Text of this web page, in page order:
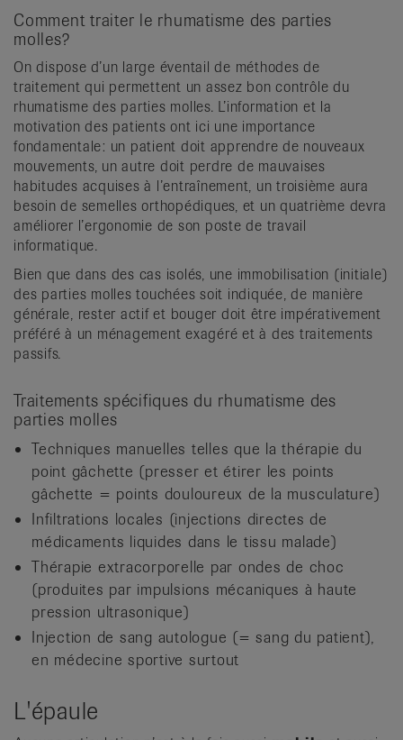
Comment traiter le rhumatisme des parties
molles?
On dispose d’un large éventail de méthodes de
traitement qui permettent un assez bon contrôle du
rhumatisme des parties molles. L’information et la
motivation des patients ont ici une importance
fondamentale: un patient doit apprendre de nouveaux
mouvements, un autre doit perdre de mauvaises
habitudes acquises à l’entraînement, un troisième aura
besoin de semelles orthopédiques, et un quatrième devra
améliorer l’ergonomie de son poste de travail
informatique.
Bien que dans des cas isolés, une immobilisation (initiale)
des parties molles touchées soit indiquée, de manière
générale, rester actif et bouger doit être impérativement
préféré à un ménagement exagéré et à des traitements
passifs.
Traitements spécifiques du rhumatisme des
parties molles
Techniques manuelles telles que la thérapie du
point gâchette (presser et étirer les points
gâchette = points douloureux de la musculature)
Infiltrations locales (injections directes de
médicaments liquides dans le tissu malade)
Thérapie extracorporelle par ondes de choc
(produites par impulsions mécaniques à haute
pression ultrasonique)
Injection de sang autologue (= sang du patient),
en médecine sportive surtout
L'épaule